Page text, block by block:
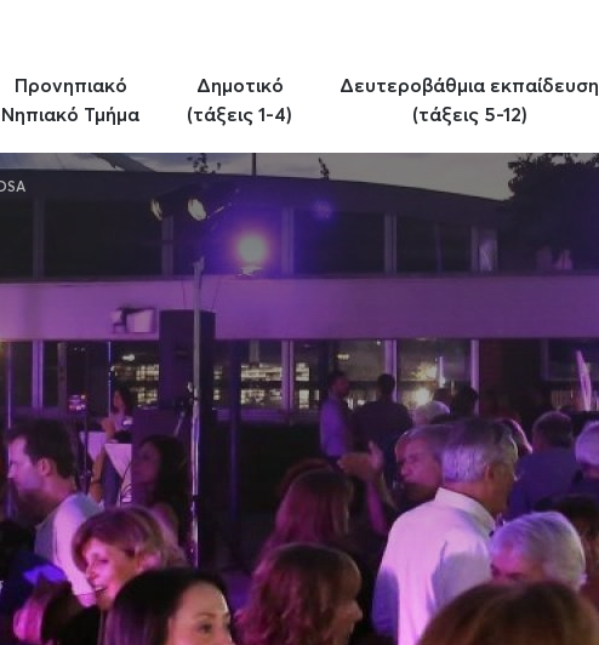
Προνηπιακό
Νηπιακό Τμήμα
Δημοτικό
(τάξεις 1-4)
Δευτεροβάθμια εκπαίδευση
(τάξεις 5-12)